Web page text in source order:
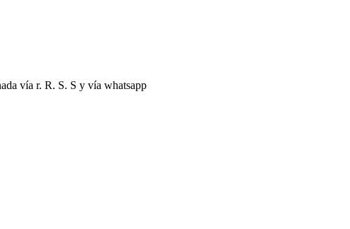
vía r. R. S. S y vía whatsapp